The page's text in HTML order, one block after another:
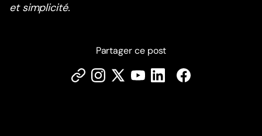
et simplicité.
Partager ce post